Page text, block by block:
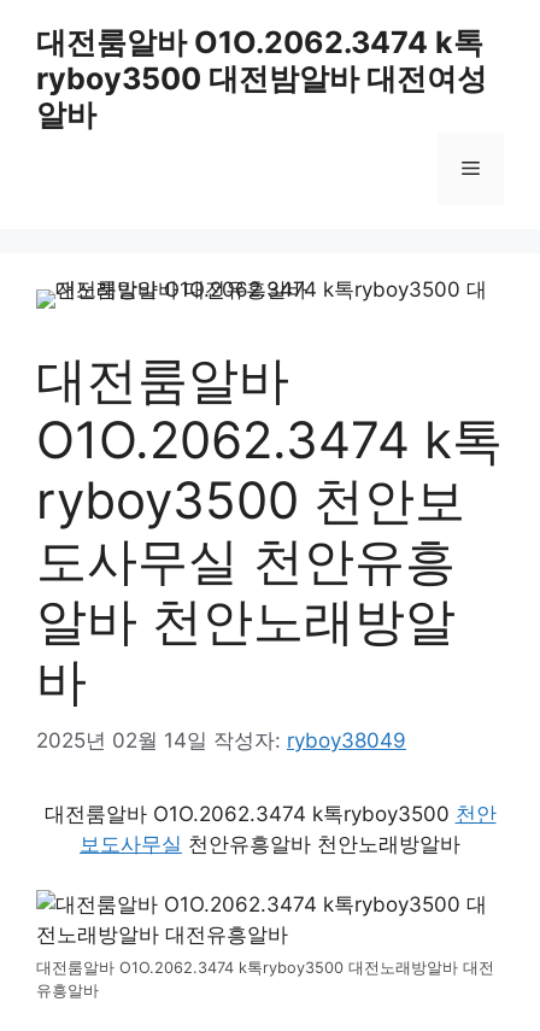
대전룸알바 O1O.2062.3474 k톡
ryboy3500 대전밤알바 대전여성
알바
메
대전룸알바
O1O.2062.3474 k톡
ryboy3500 천안보
도사무실 천안유흥
알바 천안노래방알
바
2025년 02월 14일 작성자: ryboy38049
대전룸알바 O1O.2062.3474 k톡ryboy3500 천안
보도사무실 천안유흥알바 천안노래방알바
대전룸알바 O1O.2062.3474 k톡ryboy3500 대전노래방알바 대전
유흥알바